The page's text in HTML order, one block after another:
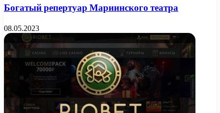
Богатый репертуар Мариинского театра
08.05.2023